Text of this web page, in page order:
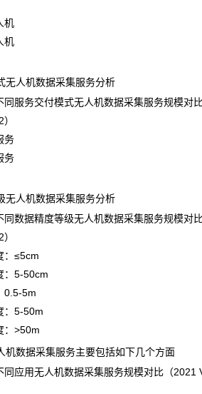
人机数据采集服务分析
交付模式无人机数据采集服务规模对
人机数据采集服务分析
精度等级无人机数据采集服务规模对
≤5cm
5-50cm
5m
5-50m
>50m
数据采集服务主要包括如下几个方面
无人机数据采集服务规模对比（2021